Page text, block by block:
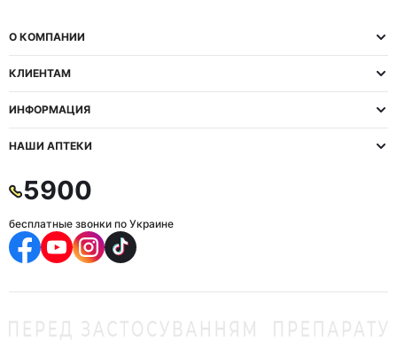
О КОМПАНИИ
КЛИЕНТАМ
ИНФОРМАЦИЯ
НАШИ АПТЕКИ
5900
бесплатные звонки по Украине